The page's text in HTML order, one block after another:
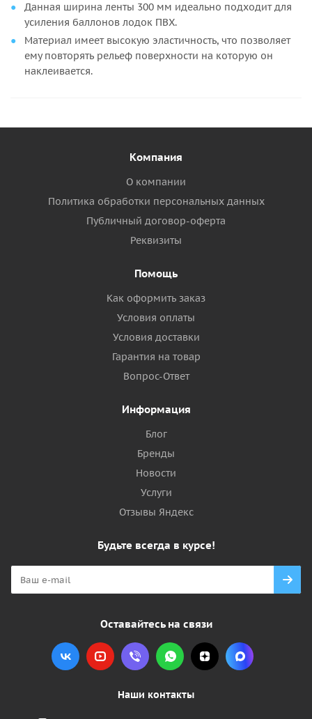
Данная ширина ленты 300 мм идеально подходит для
усиления баллонов лодок ПВХ.
Материал имеет высокую эластичность, что позволяет
ему повторять рельеф поверхности на которую он
наклеивается.
Компания
О компании
Политика обработки персональных данных
Публичный договор-оферта
Реквизиты
Помощь
Как оформить заказ
Условия оплаты
Условия доставки
Гарантия на товар
Вопрос-Ответ
Информация
Блог
Бренды
Новости
Услуги
Отзывы Яндекс
Будьте всегда в курсе!
Оставайтесь на связи
Наши контакты